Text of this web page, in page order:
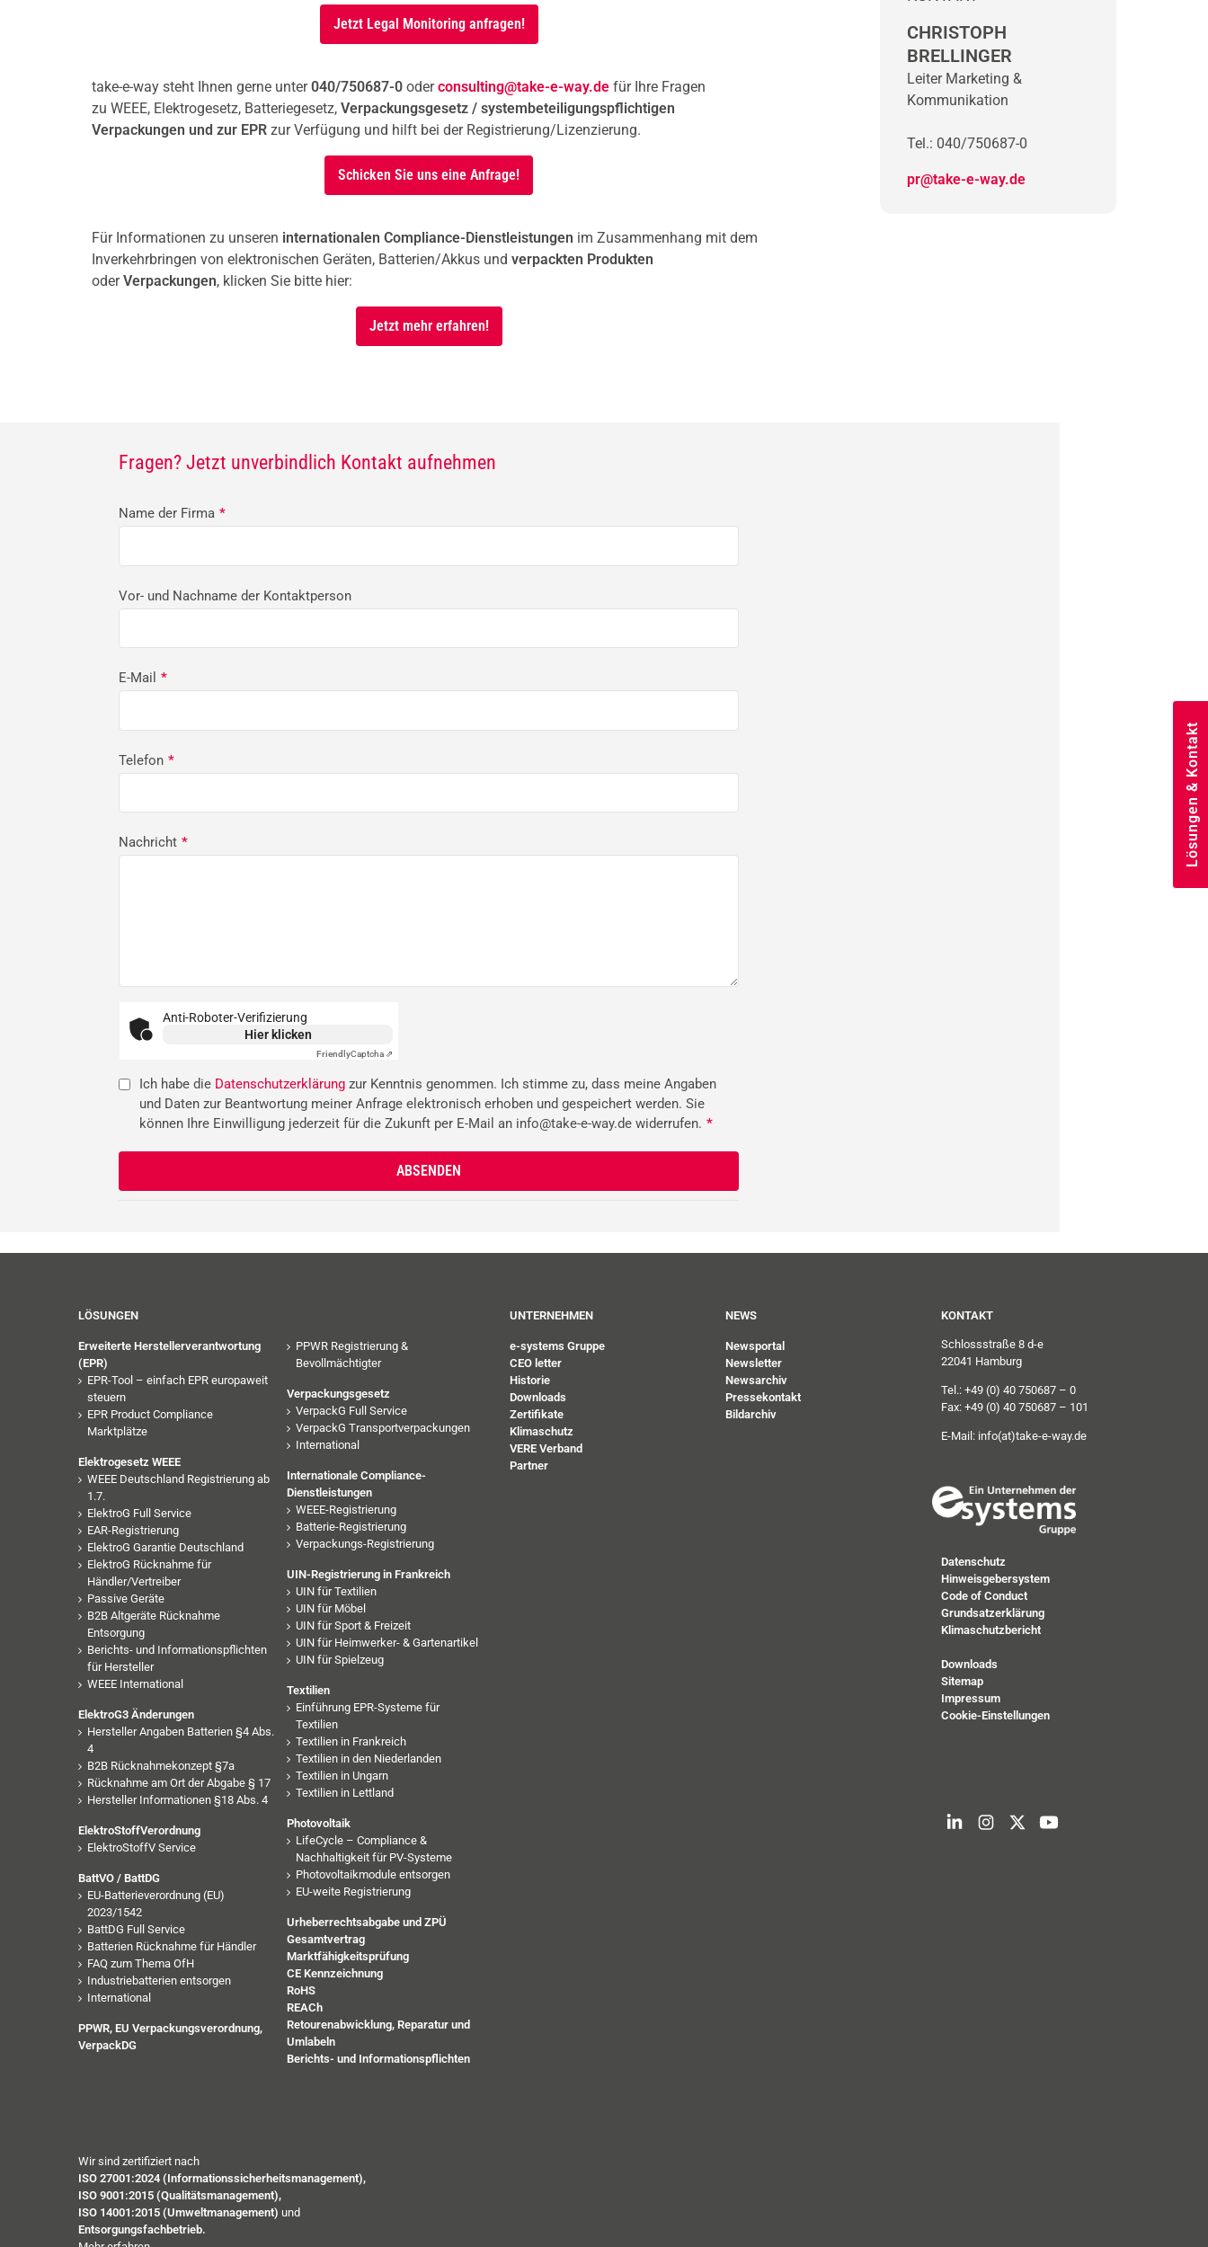
Jetzt Legal Monitoring anfragen!
take-e-way steht Ihnen gerne unter040/750687-0 oderconsulting@take-e-way.de für Ihre Fragen
zu WEEE, Elektrogesetz, Batteriegesetz, Verpackungsgesetz / systembeteiligungspflichtigen
Verpackungen und zur EPR zur Verfügung und hilft bei der Registrierung/Lizenzierung.
Schicken Sie uns eine Anfrage!
Für Informationen zu unseren internationalen Compliance-Dienstleistungen im Zusammenhang mit dem
Inverkehrbringen von elektronischen Geräten, Batterien/Akkus und verpackten Produkten
oderVerpackungen, klicken Sie bitte hier:
Jetzt mehr erfahren!
Fragen? Jetzt unverbindlich Kontakt aufnehmen
Name der Firma *
Vor- und Nachname der Kontaktperson
E-Mail *
Telefon *
Nachricht *
Anti-Roboter-Verifizierung
Hier klicken
FriendlyCaptcha ⇗
Ich habe die Datenschutzerklärung zur Kenntnis genommen. Ich stimme zu, dass meine Angaben
und Daten zur Beantwortung meiner Anfrage elektronisch erhoben und gespeichert werden. Sie
können Ihre Einwilligung jederzeit für die Zukunft per E-Mail an info@take-e-way.de widerrufen. *
CHRISTOPH
BRELLINGER
Leiter Marketing &
Kommunikation
Tel.: 040/750687-0
pr@take-e-way.de
LÖSUNGEN
Erweiterte Herstellerverantwortung
(EPR)
EPR-Tool – einfach EPR europaweit
steuern
EPR Product Compliance
Marktplätze
Elektrogesetz WEEE
WEEE Deutschland Registrierung ab
1.7.
ElektroG Full Service
EAR-Registrierung
ElektroG Garantie Deutschland
ElektroG Rücknahme für
Händler/Vertreiber
Passive Geräte
B2B Altgeräte Rücknahme
Entsorgung
Berichts- und Informationspflichten
für Hersteller
WEEE International
ElektroG3 Änderungen
Hersteller Angaben Batterien §4 Abs.
4
B2B Rücknahmekonzept §7a
Rücknahme am Ort der Abgabe § 17
Hersteller Informationen §18 Abs. 4
ElektroStoffVerordnung
ElektroStoffV Service
BattVO / BattDG
EU-Batterieverordnung (EU)
2023/1542
BattDG Full Service
Batterien Rücknahme für Händler
FAQ zum Thema OfH
Industriebatterien entsorgen
International
PPWR, EU Verpackungsverordnung,
VerpackDG
PPWR Registrierung &
Bevollmächtigter
Verpackungsgesetz
VerpackG Full Service
VerpackG Transportverpackungen
International
Internationale Compliance-
Dienstleistungen
WEEE-Registrierung
Batterie-Registrierung
Verpackungs-Registrierung
UIN-Registrierung in Frankreich
UIN für Textilien
UIN für Möbel
UIN für Sport & Freizeit
UIN für Heimwerker- & Gartenartikel
UIN für Spielzeug
Textilien
Einführung EPR-Systeme für
Textilien
Textilien in Frankreich
Textilien in den Niederlanden
Textilien in Ungarn
Textilien in Lettland
Photovoltaik
LifeCycle – Compliance &
Nachhaltigkeit für PV-Systeme
Photovoltaikmodule entsorgen
EU-weite Registrierung
Urheberrechtsabgabe und ZPÜ
Gesamtvertrag
Marktfähigkeitsprüfung
CE Kennzeichnung
RoHS
REACh
Retourenabwicklung, Reparatur und
Umlabeln
Berichts- und Informationspflichten
UNTERNEHMEN
e-systems Gruppe
CEO letter
Historie
Downloads
Zertifikate
Klimaschutz
VERE Verband
Partner
NEWS
Newsportal
Newsletter
Newsarchiv
Pressekontakt
Bildarchiv
KONTAKT
Schlossstraße 8 d-e
22041 Hamburg
Tel.: +49 (0) 40 750687 – 0
Fax: +49 (0) 40 750687 – 101
E-Mail: info(at)take-e-way.de
Datenschutz
Hinweisgebersystem
Code of Conduct
Grundsatzerklärung
Klimaschutzbericht
Downloads
Sitemap
Impressum
Cookie-Einstellungen
Wir sind zertifiziert nach
ISO 27001:2024 (Informationssicherheitsmanagement),
ISO 9001:2015 (Qualitätsmanagement),
ISO 14001:2015 (Umweltmanagement) und
Entsorgungsfachbetrieb.
Lösungen & Kontakt